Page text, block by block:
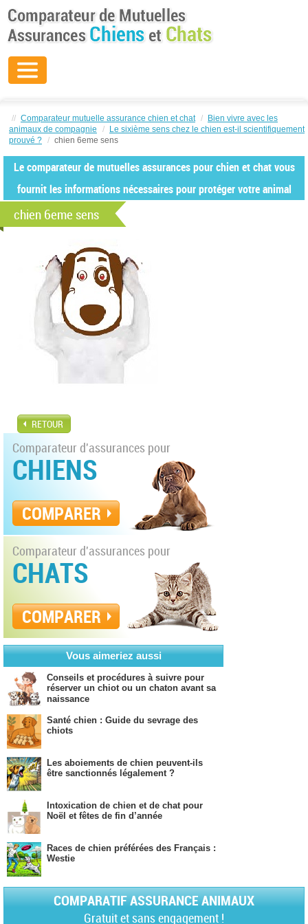
// Comparateur mutuelle assurance chien et chat /
Bien vivre avec les
animaux de compagnie
/
Le sixième sens chez le chien est-il scientifiquement
prouvé ? / chien 6eme sens
Le comparateur de mutuelles assurances pour chien et chat vous
fournit les informations nécessaires pour protéger votre animal
chien 6eme sens
RETOUR
Comparateur d'assurances pour
CHIENS
COMPARER
Comparateur d'assurances pour
CHATS
COMPARER
Vous aimeriez aussi
Conseils et procédures à suivre pour
réserver un chiot ou un chaton avant sa
naissance
Santé chien : Guide du sevrage des
chiots
Les aboiements de chien peuvent-ils
être sanctionnés légalement ?
Intoxication de chien et de chat pour
Noël et fêtes de fin d’année
Races de chien préférées des Français :
Westie
COMPARATIF ASSURANCE ANIMAUX
Gratuit et sans engagement !